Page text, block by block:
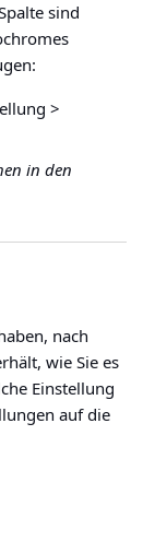
sind
>
in den
nach
wie Sie es
Einstellung
auf die